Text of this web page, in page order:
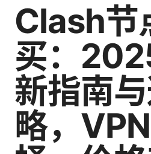
Clash节
买：
新指南
略，